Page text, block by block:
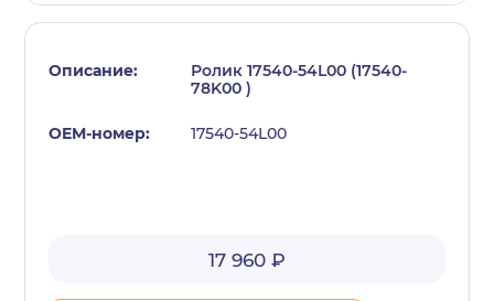
Ролик 17540-54L00 (17540-
78K00 )
17540-54L00
17 960 ₽